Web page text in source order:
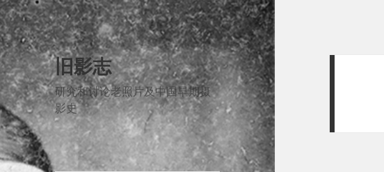
旧影志
研究和讨论老照片及中国早期摄
影史